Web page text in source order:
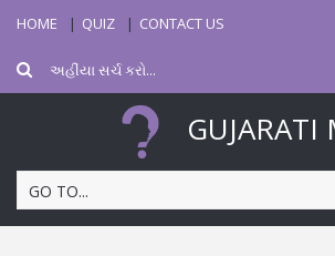
HOME QUIZ CONTACT US
GUJARATI
GO TO...